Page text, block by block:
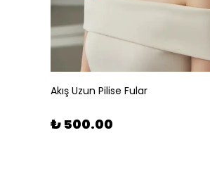
Akış Uzun Pilise Fular
₺ 500.00